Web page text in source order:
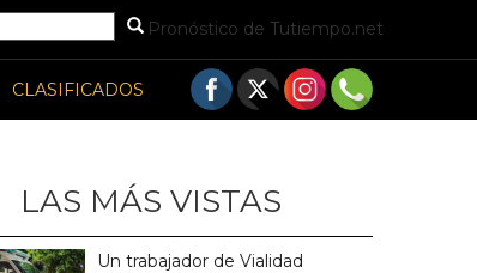
Pronóstico de Tutiempo.net
CLASIFICADOS
LAS MÁS VISTAS
Un trabajador de Vialidad